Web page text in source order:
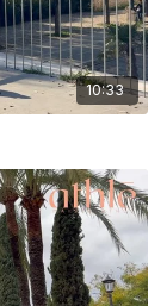
10:33